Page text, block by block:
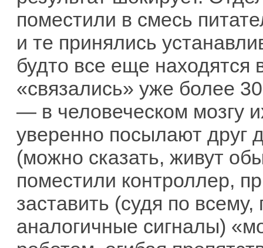
поместили в смесь
и те принялись
будто все еще
«связались» уже более
— в человеческом мозгу
уверенно посылают друг
(можно сказать, живут
поместили контроллер,
заставить (судя по
аналогичные сигналы)